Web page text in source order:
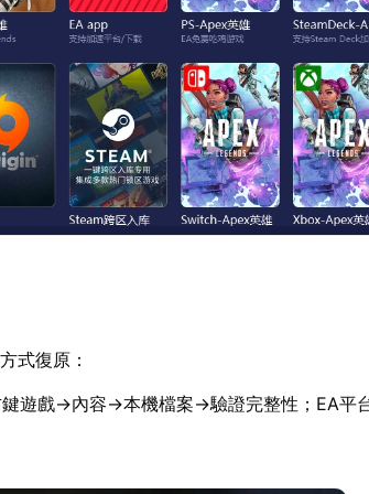
式復原：
鍵遊戲→內容→本機檔案→驗證完整性；EA平